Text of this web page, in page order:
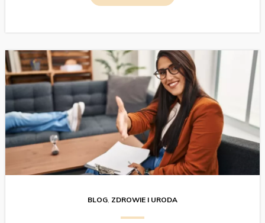
BLOG, ZDROWIE I URODA